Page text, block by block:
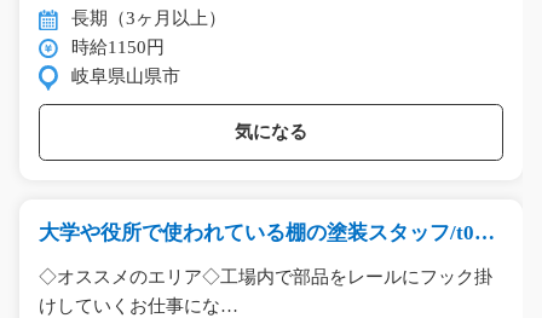
長期（3ヶ月以上）
時給1150円
岐阜県山県市
気になる
大学や役所で使われている棚の塗装スタッフ/t03_
00493
◇オススメのエリア◇工場内で部品をレールにフック掛
けしていくお仕事にな…